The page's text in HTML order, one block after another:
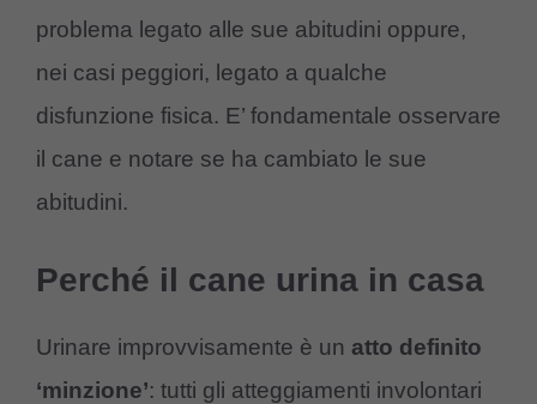
problema legato alle sue abitudini oppure,
nei casi peggiori, legato a qualche
disfunzione fisica. E’ fondamentale osservare
il cane e notare se ha cambiato le sue
abitudini.
Perché il cane urina in casa
Urinare improvvisamente è un atto definito
‘minzione’: tutti gli atteggiamenti involontari